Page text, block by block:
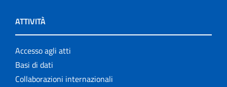
ATTIVITÀ
Accesso agli atti
Basi di dati
Collaborazioni internazionali